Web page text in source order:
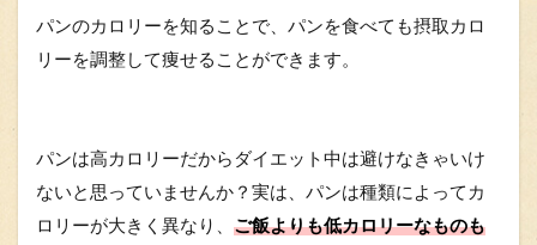
パンのカロリーを知ることで、パンを食べても摂取カロ
リーを調整して痩せることができます。
パンは高カロリーだからダイエット中は避けなきゃいけ
ないと思っていませんか？実は、パンは種類によってカ
ロリーが大きく異なり、 ご飯よりも低カロリーなものも